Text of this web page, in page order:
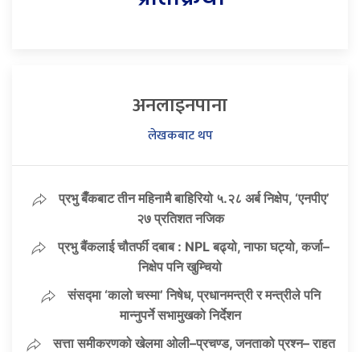
अनलाइनपाना
लेखकबाट थप
प्रभु बैँकबाट तीन महिनामै बाहिरियो ५.२८ अर्ब निक्षेप, ‘एनपीए’
२७ प्रतिशत नजिक
प्रभु बैंकलाई चौतर्फी दबाब : NPL बढ्यो, नाफा घट्यो, कर्जा–
निक्षेप पनि खुम्चियो
संसद्मा ‘कालो चस्मा’ निषेध, प्रधानमन्त्री र मन्त्रीले पनि
मान्नुपर्ने सभामुखको निर्देशन
सत्ता समीकरणको खेलमा ओली–प्रचण्ड, जनताको प्रश्न– राहत